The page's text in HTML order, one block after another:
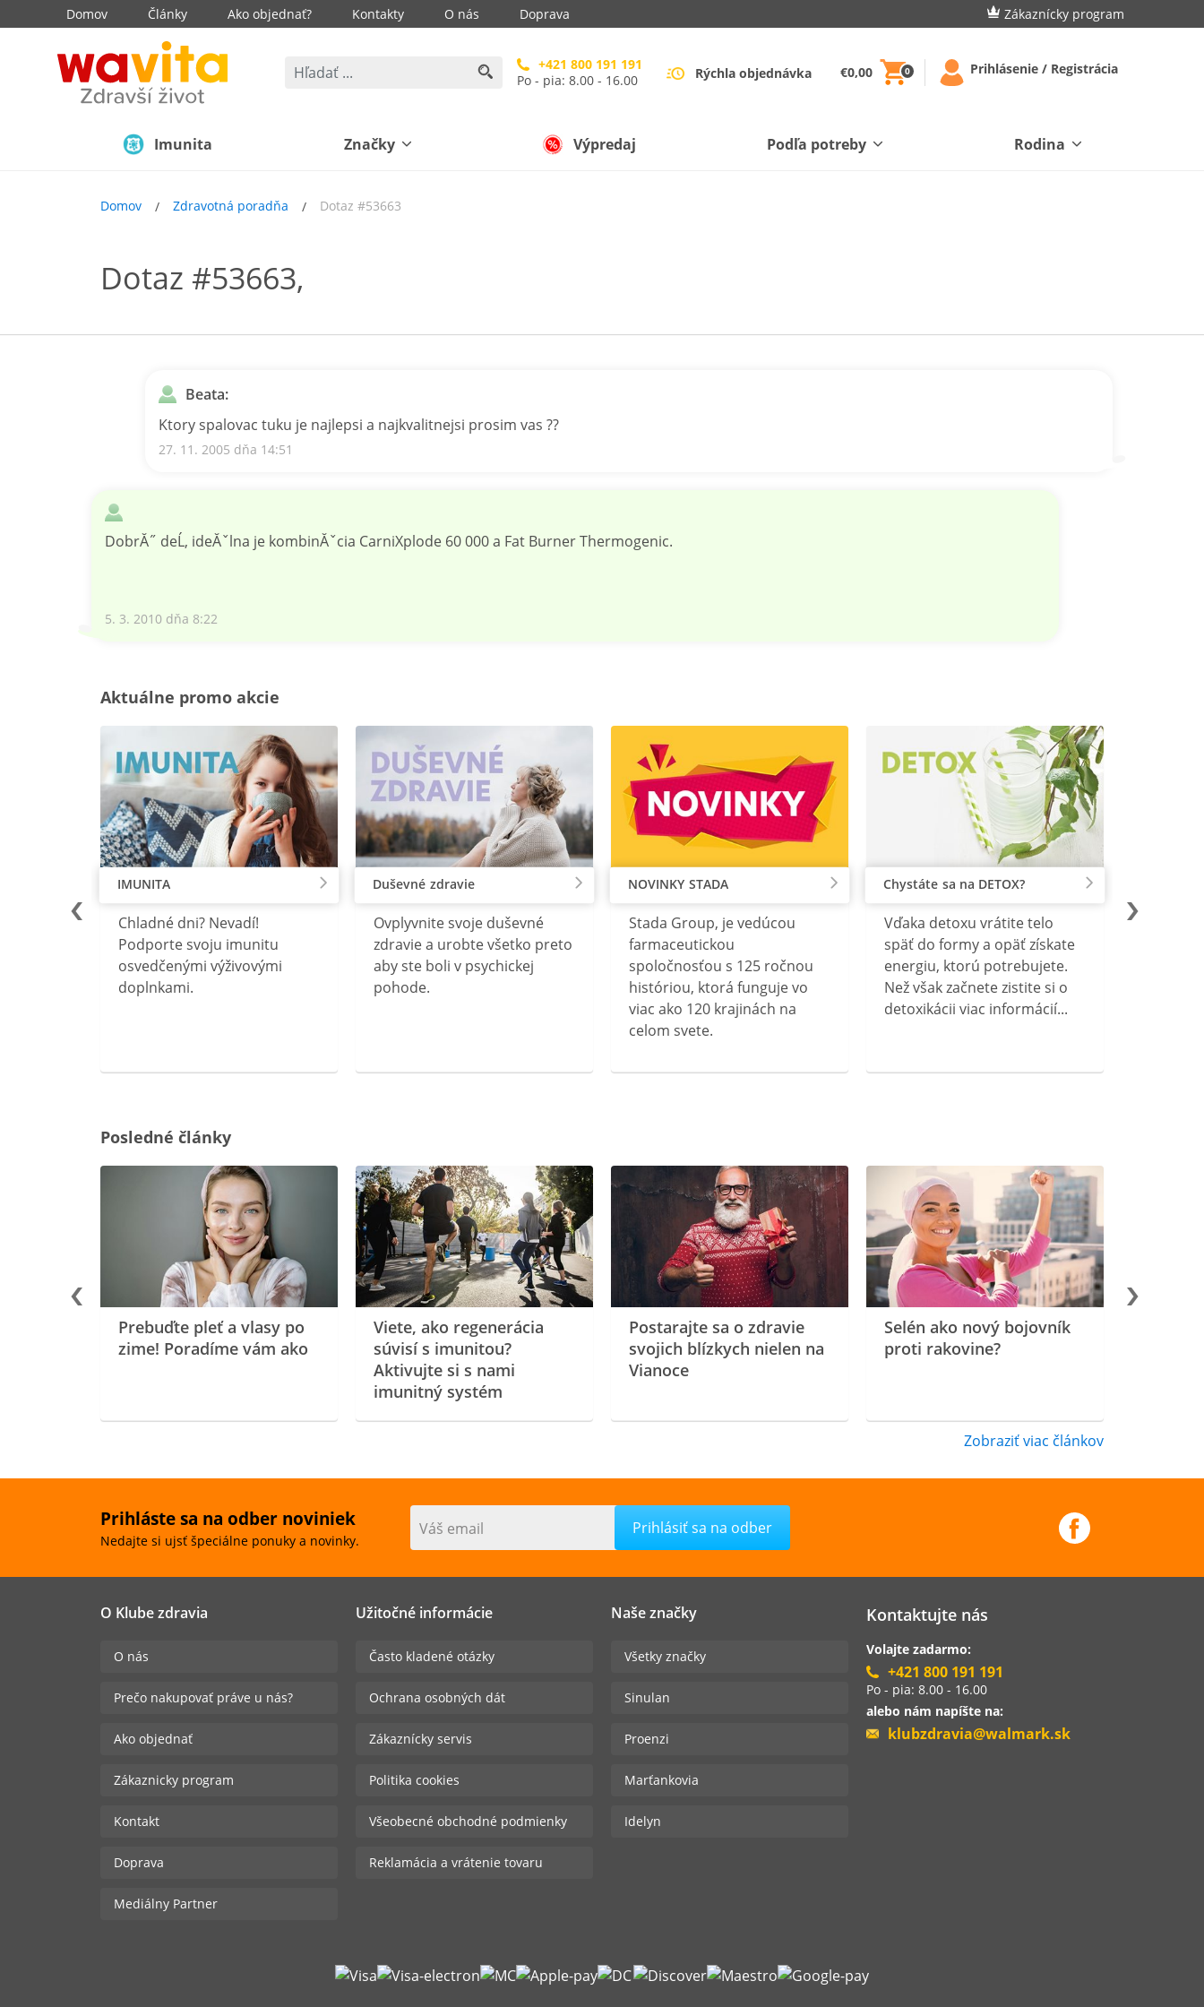
Domov Články Ako objednať? Kontakty O nás Doprava Zákaznícky program
+421 800 191 191
Po - pia: 8.00 - 16.00
Rýchla objednávka €0,00 0 Prihlásenie / Registrácia
Imunita Značky Výpredaj Podľa potreby Rodina
Domov Zdravotná poradňa Dotaz #53663
Dotaz #53663,
Beata:
Ktory spalovac tuku je najlepsi a najkvalitnejsi prosim vas ??
27. 11. 2005 dňa 14:51
DobrĂ˝ deĹ, ideĂˇlna je kombinĂˇcia CarniXplode 60 000 a Fat Burner Thermogenic.
5. 3. 2010 dňa 8:22
Aktuálne promo akcie
IMUNITA
Chladné dni? Nevadí!
Podporte svoju imunitu
osvedčenými výživovými
doplnkami.
Duševné zdravie
Ovplyvnite svoje duševné
zdravie a urobte všetko preto
aby ste boli v psychickej
pohode.
NOVINKY STADA
Stada Group, je vedúcou
farmaceutickou
spoločnosťou s 125 ročnou
históriou, ktorá funguje vo
viac ako 120 krajinách na
celom svete.
Chystáte sa na DETOX?
Vďaka detoxu vrátite telo
späť do formy a opäť získate
energiu, ktorú potrebujete.
Než však začnete zistite si o
detoxikácii viac informácií...
Posledné články
Prebuďte pleť a vlasy po
zime! Poradíme vám ako
Viete, ako regenerácia
súvisí s imunitou?
Aktivujte si s nami
imunitný systém
Postarajte sa o zdravie
svojich blízkych nielen na
Vianoce
Selén ako nový bojovník
proti rakovine?
Zobraziť viac článkov
Prihláste sa na odber noviniek
Nedajte si ujsť špeciálne ponuky a novinky.
Váš email
O Klube zdravia
O nás
Prečo nakupovať práve u nás?
Ako objednať
Zákaznicky program
Kontakt
Doprava
Mediálny Partner
Užitočné informácie
Často kladené otázky
Ochrana osobných dát
Zákaznícky servis
Politika cookies
Všeobecné obchodné podmienky
Reklamácia a vrátenie tovaru
Naše značky
Všetky značky
Sinulan
Proenzi
Marťankovia
Idelyn
Kontaktujte nás
Volajte zadarmo:
+421 800 191 191
Po - pia: 8.00 - 16.00
alebo nám napíšte na:
klubzdravia@walmark.sk